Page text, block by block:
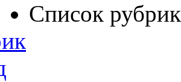
Список рубрик